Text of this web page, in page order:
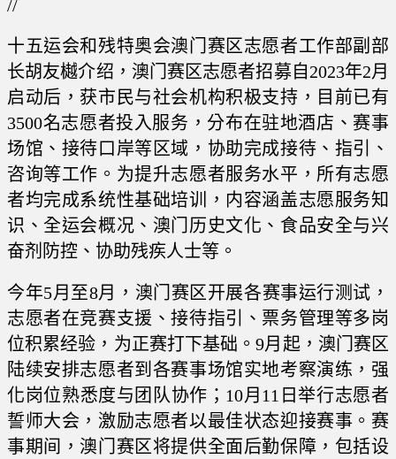
//
十五运会和残特奥会澳门赛区志愿者工作部副部
长胡友樾介绍，澳门赛区志愿者招募自2023年2月
启动后，获市民与社会机构积极支持，目前已有
3500名志愿者投入服务，分布在驻地酒店、赛事
场馆、接待口岸等区域，协助完成接待、指引、
咨询等工作。为提升志愿者服务水平，所有志愿
者均完成系统性基础培训，内容涵盖志愿服务知
识、全运会概况、澳门历史文化、食品安全与兴
奋剂防控、协助残疾人士等。
今年5月至8月，澳门赛区开展各赛事运行测试，
志愿者在竞赛支援、接待指引、票务管理等多岗
位积累经验，为正赛打下基础。9月起，澳门赛区
陆续安排志愿者到各赛事场馆实地考察演练，强
化岗位熟悉度与团队协作；10月11日举行志愿者
誓师大会，激励志愿者以最佳状态迎接赛事。赛
事期间，澳门赛区将提供全面后勤保障，包括设